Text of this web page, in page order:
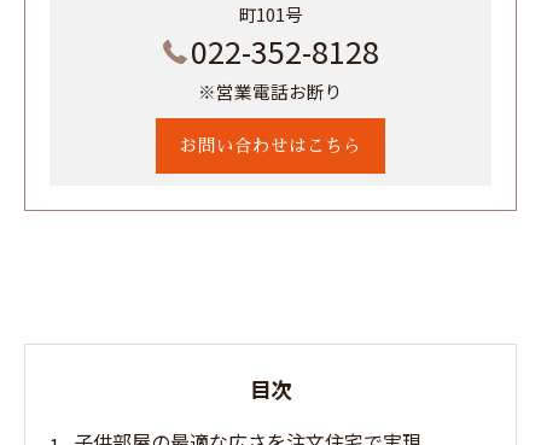
町101号
022-352-8128
※営業電話お断り
お問い合わせはこちら
目次